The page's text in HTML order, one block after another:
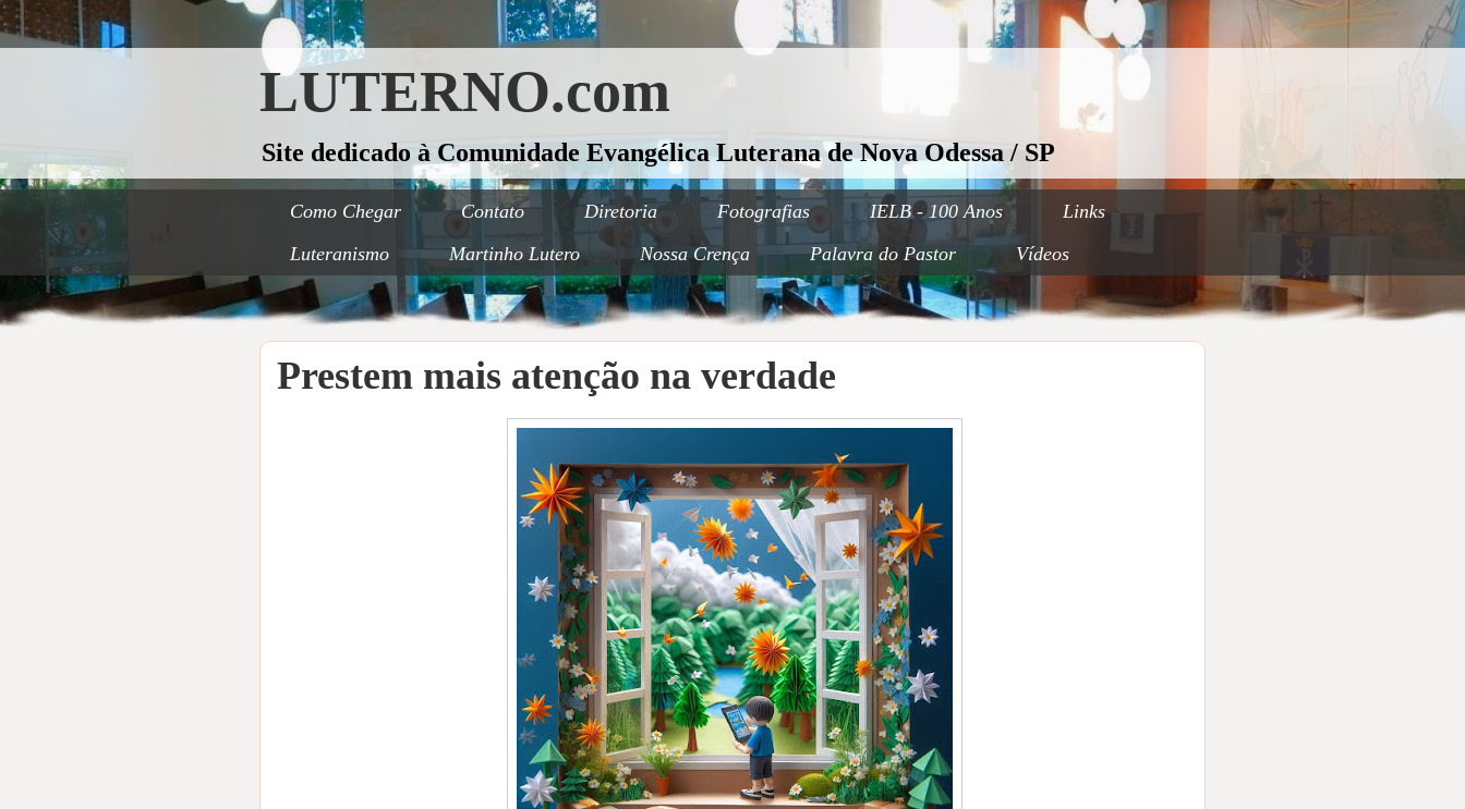
LUTERNO.com
Site dedicado à Comunidade Evangélica Luterana de Nova Odessa / SP
Como Chegar Contato Diretoria Fotografias IELB - 100 Anos
Links
Luteranismo
Martinho Lutero Nossa Crença Palavra do Pastor Vídeos
Prestem mais atenção na verdade